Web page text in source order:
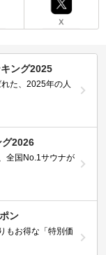
ング2025
た、2025年の人
グ2026
全国No.1サウナが
ン
もお得な「特別価